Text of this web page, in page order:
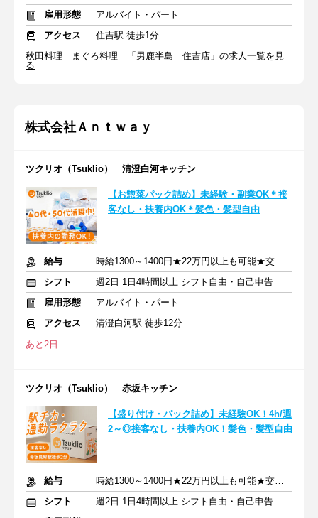
雇用形態
アルバイト・パート
アクセス
住吉駅 徒歩1分
秋田料理 まぐろ料理 「男鹿半島 住吉店」の求人一覧を見
る
株式会社Ａｎｔｗａｙ
ツクリオ（Tsuklio） 清澄白河キッチン
【お惣菜パック詰め】未経験・副業OK＊接
客なし・扶養内OK＊髪色・髪型自由
給与
時給1300～1400円★22万円以上も可能★交通費支給◎
シフト
週2日 1日4時間以上 シフト自由・自己申告
雇用形態
アルバイト・パート
アクセス
清澄白河駅 徒歩12分
あと2日
ツクリオ（Tsuklio） 赤坂キッチン
【盛り付け・パック詰め】未経験OK！4h/週
2～◎接客なし・扶養内OK！髪色・髪型自由
給与
時給1300～1400円★22万円以上も可能★交通費支給◎
シフト
週2日 1日4時間以上 シフト自由・自己申告